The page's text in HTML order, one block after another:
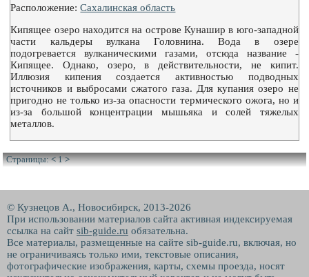
Расположение:Сахалинская область
Кипящее озеро находится на острове Кунашир в юго-западной
части кальдеры вулкана Головнина. Вода в озере
подогревается вулканическими газами, отсюда название -
Кипящее. Однако, озеро, в действительности, не кипит.
Иллюзия кипения создается активностью подводных
источников и выбросами сжатого газа. Для купания озеро не
пригодно не только из-за опасности термического ожога, но и
из-за большой концентрации мышьяка и солей тяжелых
металлов.
Страницы:< 1 >
© Кузнецов А., Новосибирск, 2013-2026
При использовании материалов сайта активная индексируемая
ссылка на сайт sib-guide.ru обязательна.
Все материалы, размещенные на сайте sib-guide.ru, включая, но
не ограничиваясь только ими, текстовые описания,
фотографические изображения, карты, схемы проезда, носят